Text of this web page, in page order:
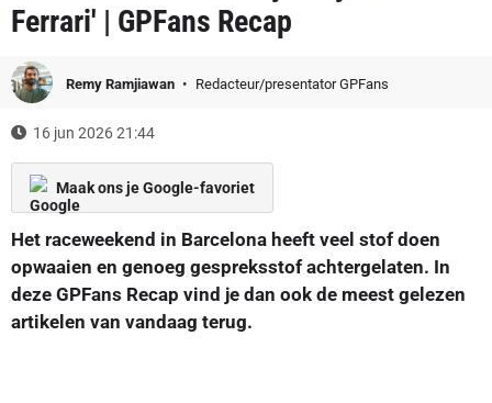
Ferrari' | GPFans Recap
Remy Ramjiawan Redacteur/presentator GPFans
16 jun 2026 21:44
Maak ons je Google-favoriet
Het raceweekend in Barcelona heeft veel stof doen
opwaaien en genoeg gespreksstof achtergelaten. In
deze GPFans Recap vind je dan ook de meest gelezen
artikelen van vandaag terug.